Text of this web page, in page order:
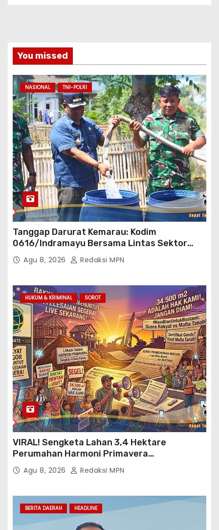
You missed
NASIONAL TNI-POLRI
Tanggap Darurat Kemarau: Kodim
0616/Indramayu Bersama Lintas Sektor
Garap Bantuan Air Bersih Bertahap
Agu 8, 2026 Redaksi MPN
HUKUM & KRIMINAL SOROT
VIRAL! Sengketa Lahan 3,4 Hektare
Perumahan Harmoni Primavera
Klapanunggal, GMPRI Bogor Minta Menteri
Perumahan Blacklist PT BTC
Agu 8, 2026 Redaksi MPN
BERITA DAERAH HEADLINE